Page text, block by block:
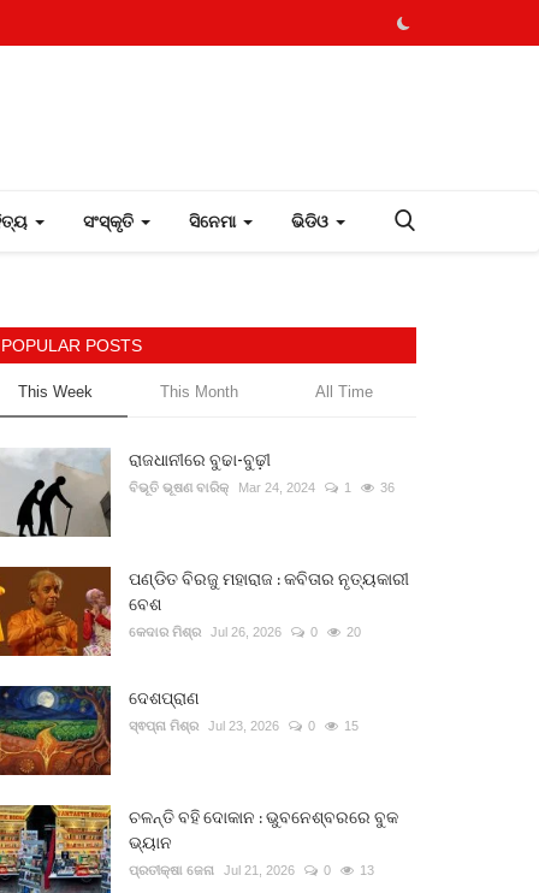
ସଂସ୍କୃତି ସିନେମା ଭିଡିଓ
POPULAR POSTS
This Week This Month All Time
ରାଜଧାନୀରେ ବୁଢା-ବୁଢ଼ୀ
ବିଭୂତି ଭୂଷଣ ବାରିକ୍ Mar 24, 2024 1 36
ପଣ୍ଡିତ ବିରଜୁ ମହାରାଜ : କବିତାର ନୃତ୍ୟକାରୀ
ବେଶ
କେଦାର ମିଶ୍ର Jul 26, 2026 0 20
ଦେଶପ୍ରାଣ
ସ୍ଵପ୍ନା ମିଶ୍ର Jul 23, 2026 0 15
ଚଳନ୍ତି ବହି ଦୋକାନ : ଭୁବନେଶ୍ବରରେ ବୁକ
ଭ୍ୟାନ
ପ୍ରତୀକ୍ଷା ଜେନା Jul 21, 2026 0 13